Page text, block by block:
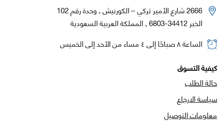
2666 شارع الأمير تركي – الكورنيش , وحدة رقم 102
الخبر 34412-6803 , المملكة العربية السعودية
الساعة ٨ صباحًا إلى ٤ مساء من الأحد إلى الخميس
كيفية التسوق
حالة الطلب
سياسة الارجاع
معلومات التوصيل